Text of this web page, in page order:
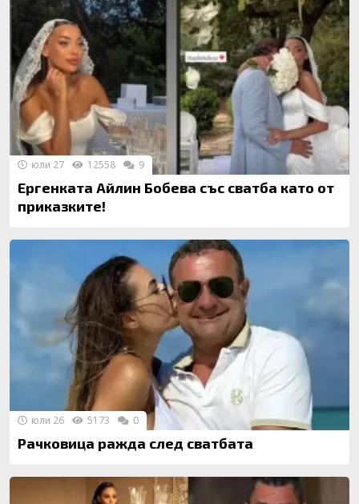
Ергенката Айлин Бобева със сватба като от
приказките!
юли 27 12558 9
Рачковица ражда след сватбата
юли 26 5173 0